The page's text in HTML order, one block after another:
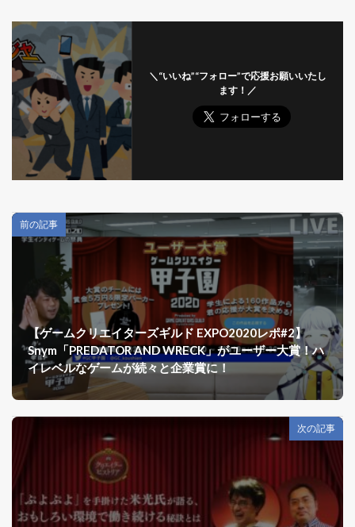
＼“いいね”“フォロー”で応援お願いいたし
ます！／
前の記事
【ゲームクリエイターズギルド EXPO2020レポ#2】
Snym「PREDATOR AND WRECK」がユーザー大賞！ハ
イレベルなゲームが続々と企業賞に！
次の記事